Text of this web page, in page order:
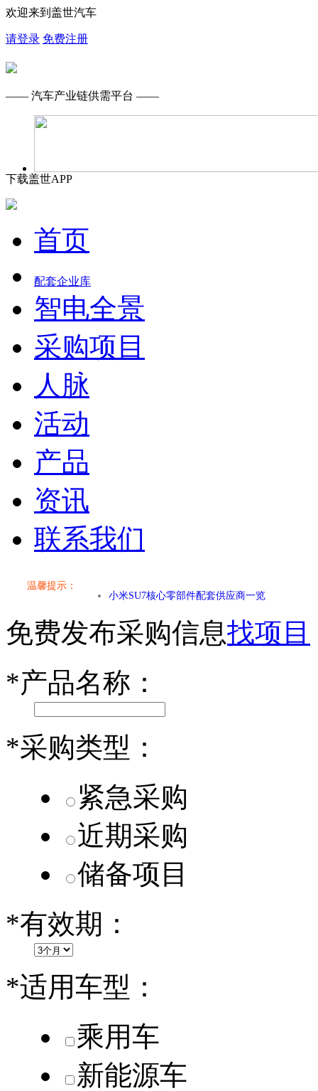
欢迎来到盖世汽车
请登录 免费注册
—— 汽车产业链供需平台 ——
下载盖世APP
首页
配套企业库
智电全景
采购项目
人脉
活动
产品
资讯
联系我们
温馨提示：
乐道L60核心零部件配套供应商一览
第二代 AION V核心零部件配套供应商一览
乐道L60核心零部件配套供应商一览
免费发布采购信息找项目
*产品名称：
*采购类型：
紧急采购
近期采购
储备项目
*有效期：
*适用车型：
乘用车
新能源车